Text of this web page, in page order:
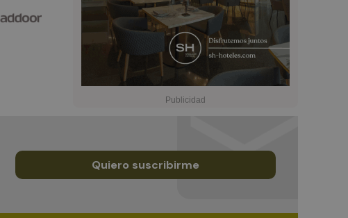
Quiero suscribirme